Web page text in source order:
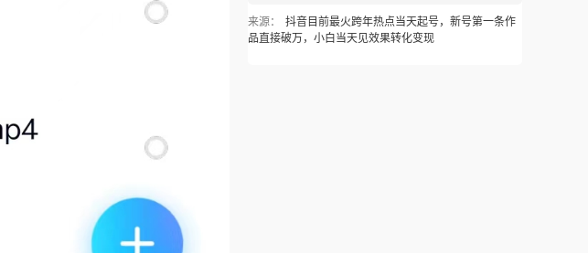
来源：
抖音目前最火跨年热点当天起号，新号第一条作
品直接破万，小白当天见效果转化变现